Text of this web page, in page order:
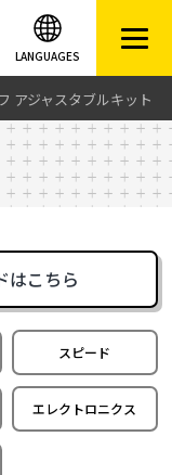
LANGUAGES
アジャスタブルキット
はこちら
スピード
エレクトロニクス